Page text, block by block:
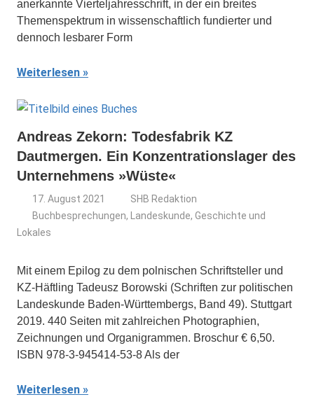
anerkannte Vierteljahresschrift, in der ein breites
Themenspektrum in wissenschaftlich fundierter und
dennoch lesbarer Form
Weiterlesen
Andreas Zekorn: Todesfabrik KZ
Dautmergen. Ein Konzentrationslager des
Unternehmens »Wüste«
17. August 2021
SHB Redaktion
Buchbesprechungen,
Landeskunde, Geschichte und
Lokales
Mit einem Epilog zu dem polnischen Schriftsteller und
KZ-Häftling Tadeusz Borowski (Schriften zur politischen
Landeskunde Baden-Württembergs, Band 49). Stuttgart
2019. 440 Seiten mit zahlreichen Photographien,
Zeichnungen und Organigrammen. Broschur € 6,50.
ISBN 978-3-945414-53-8 Als der
Weiterlesen